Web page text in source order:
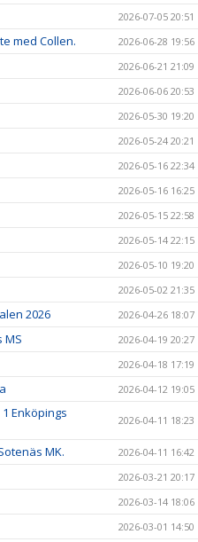
2026-07-05 20:51
med Collen. 2026-06-28 19:56
2026-06-21 21:09
2026-06-06 20:53
2026-05-30 19:20
2026-05-24 20:21
2026-05-16 22:34
2026-05-16 16:25
2026-05-15 22:58
2026-05-14 22:15
2026-05-10 19:20
2026-05-02 21:35
2026 2026-04-26 18:07
MS 2026-04-19 20:27
2026-04-18 17:19
2026-04-12 19:05
Enköpings
2026-04-11 18:23
MK. 2026-04-11 16:42
2026-03-21 20:17
2026-03-14 18:06
2026-03-01 14:50